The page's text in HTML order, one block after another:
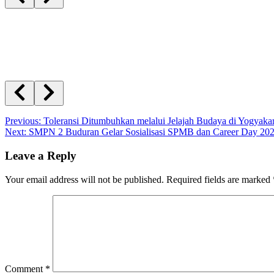
Post
navigation
Previous: Toleransi Ditumbuhkan melalui Jelajah Budaya di
Next: SMPN 2 Buduran Gelar Sosialisasi SPMB dan Career Day
Leave a Reply
Your email address will not be published. Required fields are marked
Comment *